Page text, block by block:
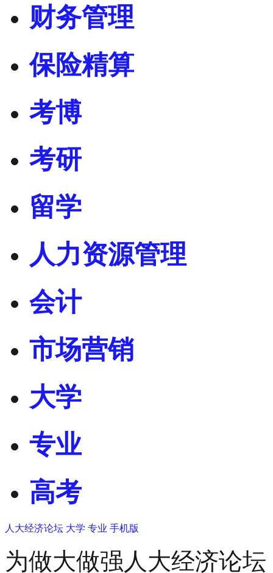
财务管理
保险精算
考博
考研
留学
人力资源管理
会计
市场营销
大学
专业
高考
人大经济论坛 大学 专业 手机版
为做大做强人大经济论